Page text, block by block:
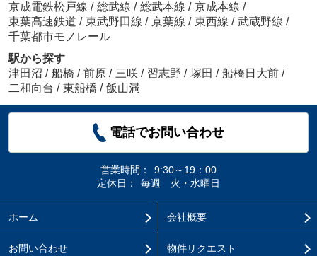
京成電鉄松戸線 / 総武線 / 総武本線 / 京成本線 /
東葉高速鉄道 / 東武野田線 / 京葉線 / 東西線 / 武蔵野線 /
千葉都市モノレール
駅から探す
津田沼 / 船橋 / 前原 / 三咲 / 習志野 / 塚田 / 船橋日大前 /
二和向台 / 東船橋 / 飯山満
電話でお問い合わせ
営業時間：
9:30～19：00
定休日：
毎週 火・水曜日
ホーム 会社概要
お問い合わせ 物件リクエスト